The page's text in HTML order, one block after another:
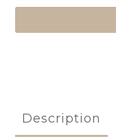
Description